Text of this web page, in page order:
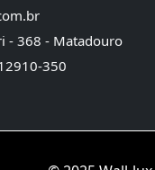
- 368 - Matadouro
350